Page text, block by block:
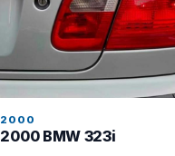
2000
2000 BMW 323i